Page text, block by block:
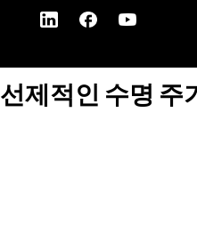
선제적인 수명 주